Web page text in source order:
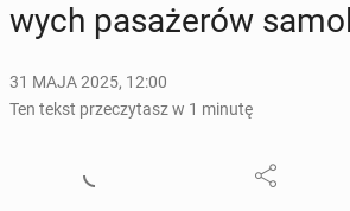
wych pa­sa­że­rów
31 MAJA 2025, 12:00
Ten tekst przeczytasz w 1 minutę